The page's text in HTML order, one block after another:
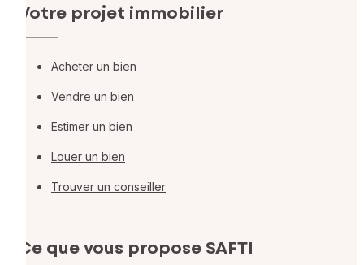
Votre projet immobilier
Acheter un bien
Vendre un bien
Estimer un bien
Louer un bien
Trouver un conseiller
Ce que vous propose SAFTI